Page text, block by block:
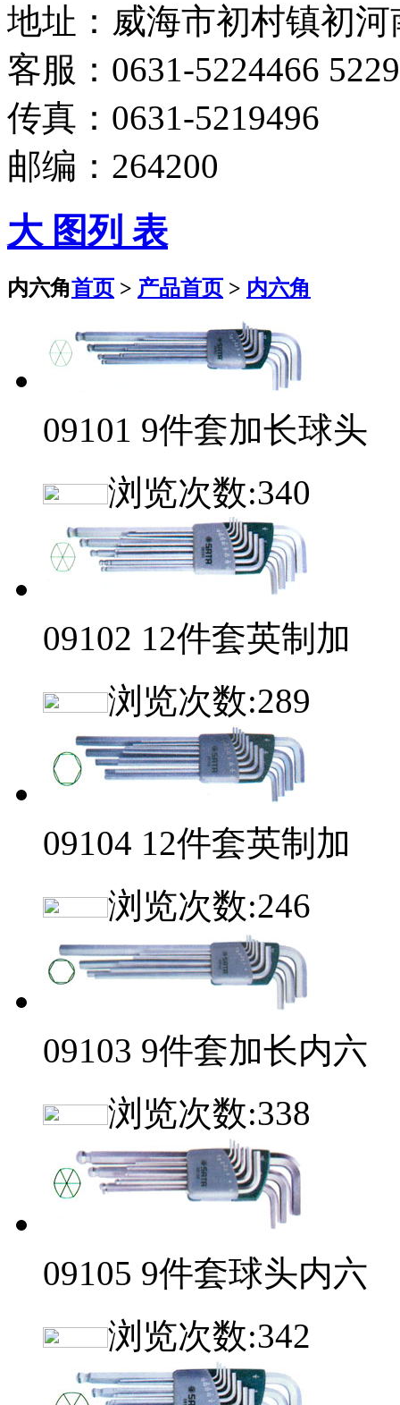
地址：威海市初村镇初河
客服：0631-5224466
传真：0631-5219496
邮编：264200
大 图列 表
内六角首页 > 产品首页 > 内六角
09101 9件套加长球头
浏览次数:340
09102 12件套英制加
浏览次数:289
09104 12件套英制加
浏览次数:246
09103 9件套加长内六
浏览次数:338
09105 9件套球头内六
浏览次数:342